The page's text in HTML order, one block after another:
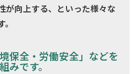
が向上する、といった様々な
保全・労働安全」などを
みです。